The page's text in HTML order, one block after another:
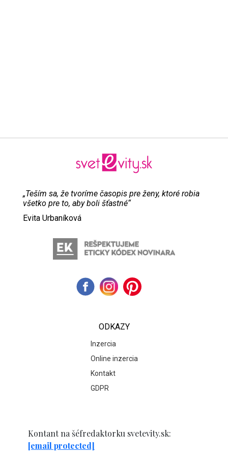
„Teším sa, že tvoríme časopis pre ženy, ktoré robia
všetko pre to, aby boli šťastné“
Evita Urbaníková
ODKAZY
Inzercia
Online inzercia
Kontakt
GDPR
Kontant na šéfredaktorku svetevity.sk:
[email protected]